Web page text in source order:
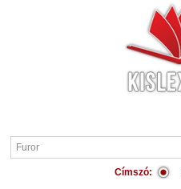
Címszó: